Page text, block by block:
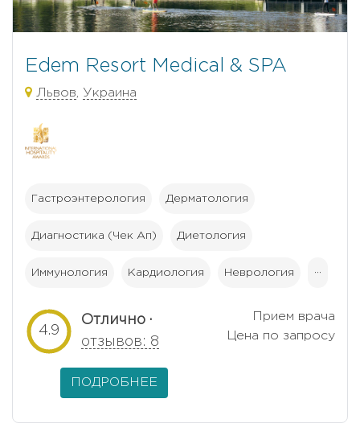
Edem Resort Medical & SPA
Львов, Украина
Гастроэнтерология Дерматология
Диагностика (Чек Ап) Диетология
Иммунология Кардиология Неврология ···
4.9
Отлично ·
отзывов: 8
Прием врача
Цена по запросу
ПОДРОБНЕЕ